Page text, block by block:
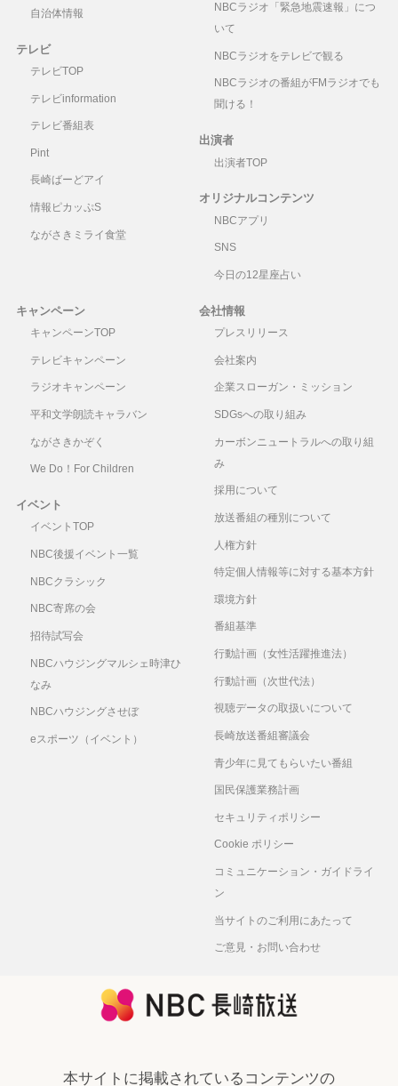
自治体情報
テレビ
テレビTOP
テレビinformation
テレビ番組表
Pint
長崎ばーどアイ
情報ピカッぷS
ながさきミライ食堂
NBCラジオ「緊急地震速報」につ
いて
NBCラジオをテレビで観る
NBCラジオの番組がFMラジオでも
聞ける！
出演者
出演者TOP
オリジナルコンテンツ
NBCアプリ
SNS
今日の12星座占い
キャンペーン
キャンペーンTOP
テレビキャンペーン
ラジオキャンペーン
平和文学朗読キャラバン
ながさきかぞく
We Do！For Children
イベント
イベントTOP
NBC後援イベント一覧
NBCクラシック
NBC寄席の会
招待試写会
NBCハウジングマルシェ時津ひ
なみ
NBCハウジングさせぼ
eスポーツ（イベント）
会社情報
プレスリリース
会社案内
企業スローガン・ミッション
SDGsへの取り組み
カーボンニュートラルへの取り組
み
採用について
放送番組の種別について
人権方針
特定個人情報等に対する基本方針
環境方針
番組基準
行動計画（女性活躍推進法）
行動計画（次世代法）
視聴データの取扱いについて
長崎放送番組審議会
青少年に見てもらいたい番組
国民保護業務計画
セキュリティポリシー
Cookie ポリシー
コミュニケーション・ガイドライ
ン
当サイトのご利用にあたって
ご意見・お問い合わせ
本サイトに掲載されているコンテンツの